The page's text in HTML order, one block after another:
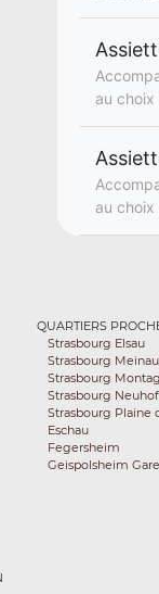
au choix
au choix
QUARTIERS
Strasbourg Elsau
Strasbourg Meinau
Strasbourg
Strasbourg Neuhof
Strasbourg Plaine
Eschau
Fegersheim
Geispolsheim Gare